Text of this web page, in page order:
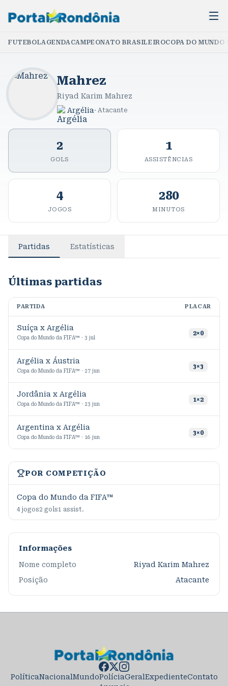
FUTEBOLAGENDACAMPEONATO BRASILEIROCOPA DO
Mahrez
Riyad Karim Mahrez
Argélia · Atacante
2
GOLS
1
ASSISTÊNCIAS
4
JOGOS
280
MINUTOS
Partidas Estatísticas
Últimas partidas
PARTIDA PLACAR
Suíça x Argélia
Copa do Mundo da FIFA™ · 3 jul
2×0
Argélia x Áustria
Copa do Mundo da FIFA™ · 27 jun
3×3
Jordânia x Argélia
Copa do Mundo da FIFA™ · 23 jun
1×2
Argentina x Argélia
Copa do Mundo da FIFA™ · 16 jun
3×0
POR COMPETIÇÃO
Copa do Mundo da FIFA™
4 jogos2 gols1 assist.
Informações
Nome completo
Riyad Karim Mahrez
Posição
Atacante
PolíticaNacionalMundoPolíciaGeralExpedienteContato